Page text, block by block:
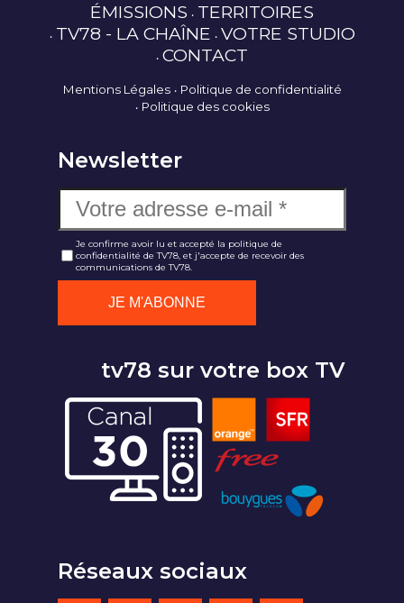
ÉMISSIONS TERRITOIRES
TV78 - LA CHAÎNE VOTRE STUDIO
CONTACT
Mentions Légales
Politique de confidentialité
Politique des cookies
Newsletter
Je confirme avoir lu et accepté la politique de
confidentialité de TV78, et j'accepte de recevoir des
communications de TV78.
tv78 sur votre box TV
Réseaux sociaux